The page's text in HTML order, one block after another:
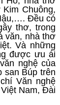
Chuông,
Đều có
thơ, trong
văn, nhà thơ
Và những
được ưu ái
nghệ của
san Búp trên
Văn nghệ
Nam, Đài